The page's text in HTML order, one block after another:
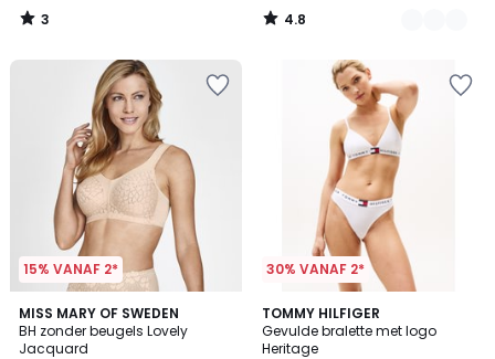
3
/
4.8
/
15% VANAF 2*
MISS MARY OF SWEDEN
BH zonder beugels Lovely
Jacquard
4.3
/ 5
2
Kleuren
30% VANAF 2*
TOMMY HILFIGER
Gevulde bralette met logo
Heritage
2
Kleuren